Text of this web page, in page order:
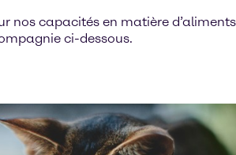
nos capacités en matière d’aliments
ci-dessous.